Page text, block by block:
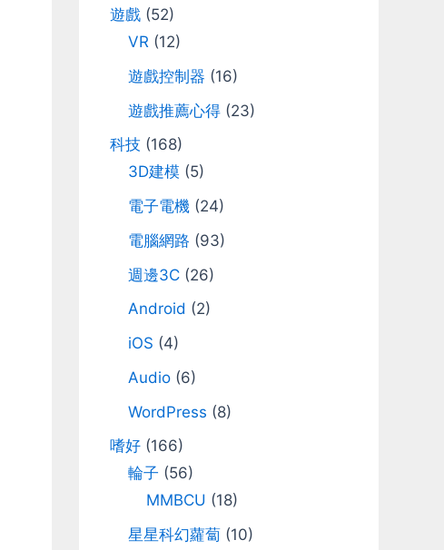
遊戲 (52)
VR (12)
遊戲控制器 (16)
遊戲推薦心得 (23)
科技 (168)
3D建模 (5)
電子電機 (24)
電腦網路 (93)
週邊3C (26)
Android (2)
iOS (4)
Audio (6)
WordPress (8)
嗜好 (166)
輪子 (56)
MMBCU (18)
星星科幻蘿蔔 (10)